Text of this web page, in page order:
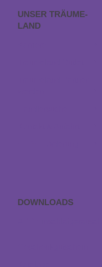
UNSER TRÄUME­
LAND
DOWNLOADS